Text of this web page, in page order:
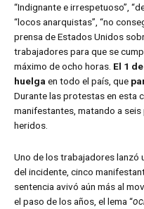
“Indignante e irrespetuoso”,
“locos anarquistas”, “no
prensa de Estados Unidos
trabajadores para que se
máximo de ocho horas. El 1
huelga en todo el país, que
Durante las protestas en esta
manifestantes, matando a
heridos.
Uno de los trabajadores lanzó
del incidente, cinco
sentencia avivó aún más al
el paso de los años, el lema “